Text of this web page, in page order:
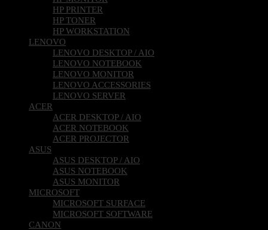
HP PRINTER
HP TONER
HP WORKSTATION
LENOVO
LENOVO DESKTOP / AIO
LENOVO NOTEBOOK
LENOVO MONITOR
LENOVO ACCESSORIES
LENOVO SERVER
ACER
ACER DESKTOP / AIO
ACER NOTEBOOK
ACER PROJECTOR
ASUS
ASUS DESKTOP / AIO
ASUS NOTEBOOK
ASUS MONITOR
MICROSOFT
MICROSOFT SURFACE
MICROSOFT SOFTWARE
CANON